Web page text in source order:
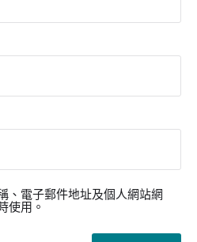
、電子郵件地址及個人網站網
使用。